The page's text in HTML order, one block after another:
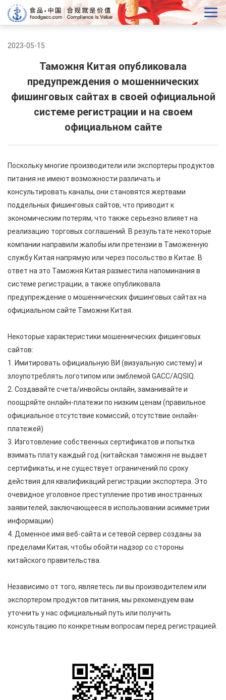
2023-05-15
Таможня Китая опубликовала
предупреждения о мошеннических
фишинговых сайтах в своей официальной
системе регистрации и на своем
официальном сайте
Поскольку многие производители или экспортеры продуктов
питания не имеют возможности различать и
консультировать каналы, они становятся жертвами
поддельных фишинговых сайтов, что приводит к
экономическим потерям, что также серьезно влияет на
реализацию торговых соглашений. В результате некоторые
компании направили жалобы или претензии в Таможенную
службу Китая напрямую или через посольство в Китае. В
ответ на это Таможня Китая разместила напоминания в
системе регистрации, а также опубликовала
предупреждение о мошеннических фишинговых сайтах на
официальном сайте Таможни Китая.
Некоторые характеристики мошеннических фишинговых
сайтов:
1. Имитировать официальную ВИ (визуальную систему) и
злоупотреблять логотипом или эмблемой GACC/AQSIQ.
2. Создавайте счета/инвойсы онлайн, заманивайте и
поощряйте онлайн-платежи по низким ценам (правильное
официальное отсутствие комиссий, отсутствие онлайн-
платежей)
3. Изготовление собственных сертификатов и попытка
взимать плату каждый год (китайская таможня не выдает
сертификаты, и не существует ограничений по сроку
действия для квалификаций регистрации экспортера. Это
очевидное уголовное преступление против иностранных
заявителей, заключающееся в использовании асимметрии
информации)
4. Доменное имя веб-сайта и сетевой сервер созданы за
пределами Китая, чтобы обойти надзор со стороны
китайского правительства.
Независимо от того, являетесь ли вы производителем или
экспортером продуктов питания, мы рекомендуем вам
уточнить у нас официальный путь или получить
консультацию по конкретным вопросам перед регистрацией.